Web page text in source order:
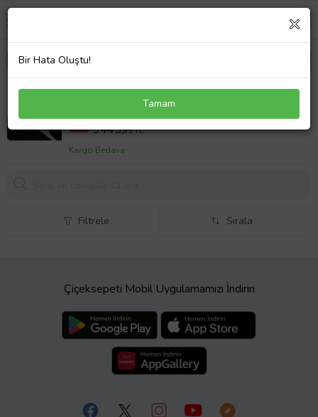
Toyota Rav 4 (XA40) 2013-2018 Arası ile uyumlu
Tavan Barı Trophy Bars Ara Atkı GRİ
%20 11807,30 TL
9445,85 TL
Kargo Bedava
Filtrele Sırala
Çiçeksepeti Mobil Uygulamamızı İndirin
Bir Hata Oluştu!
Tamam